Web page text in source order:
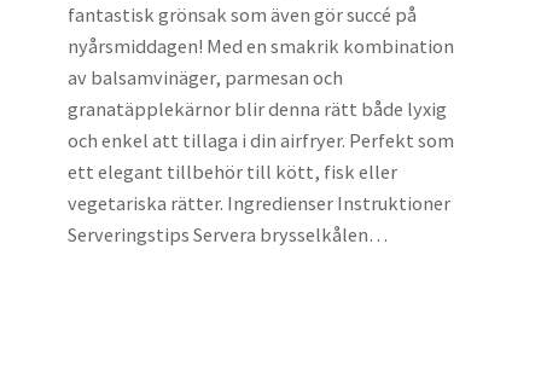
fantastisk grönsak som även gör succé på
nyårsmiddagen! Med en smakrik kombination
av balsamvinäger, parmesan och
granatäpplekärnor blir denna rätt både lyxig
och enkel att tillaga i din airfryer. Perfekt som
ett elegant tillbehör till kött, fisk eller
vegetariska rätter. Ingredienser Instruktioner
Serveringstips Servera brysselkålen…